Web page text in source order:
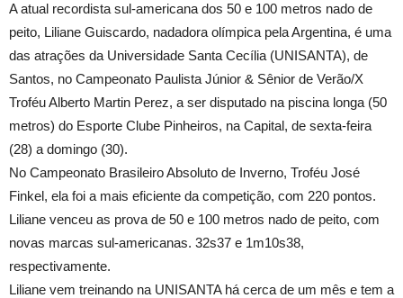
A atual recordista sul-americana dos 50 e 100 metros nado de
peito, Liliane Guiscardo, nadadora olímpica pela Argentina, é uma
das atrações da Universidade Santa Cecília (UNISANTA), de
Santos, no Campeonato Paulista Júnior & Sênior de Verão/X
Troféu Alberto Martin Perez, a ser disputado na piscina longa (50
metros) do Esporte Clube Pinheiros, na Capital, de sexta-feira
(28) a domingo (30).
No Campeonato Brasileiro Absoluto de Inverno, Troféu José
Finkel, ela foi a mais eficiente da competição, com 220 pontos.
Liliane venceu as prova de 50 e 100 metros nado de peito, com
novas marcas sul-americanas. 32s37 e 1m10s38,
respectivamente.
Liliane vem treinando na UNISANTA há cerca de um mês e tem a